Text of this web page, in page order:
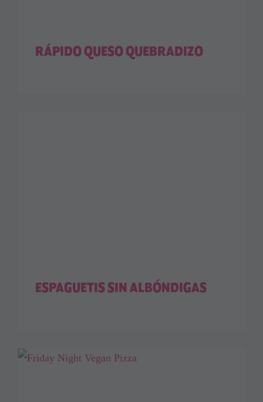
RÁPIDO QUESO QUEBRADIZO
ESPAGUETIS SIN ALBÓNDIGAS